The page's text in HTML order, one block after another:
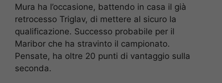
Mura ha l’occasione, battendo in casa il già
retrocesso Triglav, di mettere al sicuro la
qualificazione. Successo probabile per il
Maribor che ha stravinto il campionato.
Pensate, ha oltre 20 punti di vantaggio sulla
seconda.